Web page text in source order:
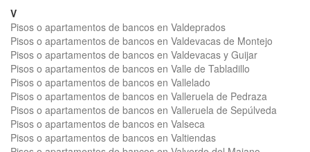
V
Pisos o apartamentos de bancos en Valdeprados
Pisos o apartamentos de bancos en Valdevacas de Montejo
Pisos o apartamentos de bancos en Valdevacas y Guijar
Pisos o apartamentos de bancos en Valle de Tabladillo
Pisos o apartamentos de bancos en Vallelado
Pisos o apartamentos de bancos en Valleruela de Pedraza
Pisos o apartamentos de bancos en Valleruela de Sepúlveda
Pisos o apartamentos de bancos en Valseca
Pisos o apartamentos de bancos en Valtiendas